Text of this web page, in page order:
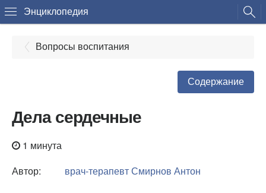
Энциклопедия
Вопросы воспитания
Содержание
Дела сердечные
1 минута
Автор:
врач-терапевтСмирнов Антон